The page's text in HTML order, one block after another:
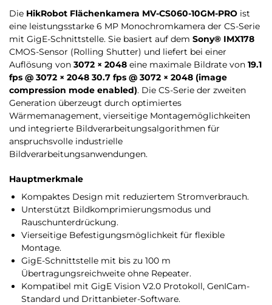
Die HikRobot Flächenkamera MV-CS060-10GM-PRO ist
eine leistungsstarke 6 MP Monochromkamera der CS-Serie
mit GigE-Schnittstelle. Sie basiert auf dem Sony® IMX178
CMOS-Sensor (Rolling Shutter) und liefert bei einer
Auflösung von 3072 × 2048 eine maximale Bildrate von 19.1
fps @ 3072 × 2048 30.7 fps @ 3072 × 2048 (image
compression mode enabled). Die CS-Serie der zweiten
Generation überzeugt durch optimiertes
Wärmemanagement, vierseitige Montagemöglichkeiten
und integrierte Bildverarbeitungsalgorithmen für
anspruchsvolle industrielle
Bildverarbeitungsanwendungen.
Hauptmerkmale
Kompaktes Design mit reduziertem Stromverbrauch.
Unterstützt Bildkomprimierungsmodus und
Rauschunterdrückung.
Vierseitige Befestigungsmöglichkeit für flexible
Montage.
GigE-Schnittstelle mit bis zu 100 m
Übertragungsreichweite ohne Repeater.
Kompatibel mit GigE Vision V2.0 Protokoll, GenICam-
Standard und Drittanbieter-Software.